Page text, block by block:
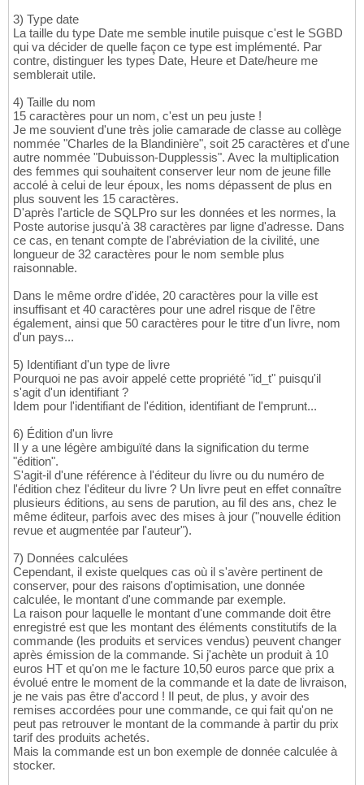
3) Type date
La taille du type Date me semble inutile puisque c'est le SGBD
qui va décider de quelle façon ce type est implémenté. Par
contre, distinguer les types Date, Heure et Date/heure me
semblerait utile.
4) Taille du nom
15 caractères pour un nom, c'est un peu juste !
Je me souvient d'une très jolie camarade de classe au collège
nommée "Charles de la Blandinière", soit 25 caractères et d'une
autre nommée "Dubuisson-Dupplessis". Avec la multiplication
des femmes qui souhaitent conserver leur nom de jeune fille
accolé à celui de leur époux, les noms dépassent de plus en
plus souvent les 15 caractères.
D'après l'article de SQLPro sur les données et les normes, la
Poste autorise jusqu'à 38 caractères par ligne d'adresse. Dans
ce cas, en tenant compte de l'abréviation de la civilité, une
longueur de 32 caractères pour le nom semble plus
raisonnable.
Dans le même ordre d'idée, 20 caractères pour la ville est
insuffisant et 40 caractères pour une adrel risque de l'être
également, ainsi que 50 caractères pour le titre d'un livre, nom
d'un pays...
5) Identifiant d'un type de livre
Pourquoi ne pas avoir appelé cette propriété "id_t" puisqu'il
s'agit d'un identifiant ?
Idem pour l'identifiant de l'édition, identifiant de l'emprunt...
6) Édition d'un livre
Il y a une légère ambiguïté dans la signification du terme
"édition".
S'agit-il d'une référence à l'éditeur du livre ou du numéro de
l'édition chez l'éditeur du livre ? Un livre peut en effet connaître
plusieurs éditions, au sens de parution, au fil des ans, chez le
même éditeur, parfois avec des mises à jour ("nouvelle édition
revue et augmentée par l'auteur").
7) Données calculées
Cependant, il existe quelques cas où il s'avère pertinent de
conserver, pour des raisons d'optimisation, une donnée
calculée, le montant d'une commande par exemple.
La raison pour laquelle le montant d'une commande doit être
enregistré est que les montant des éléments constitutifs de la
commande (les produits et services vendus) peuvent changer
après émission de la commande. Si j'achète un produit à 10
euros HT et qu'on me le facture 10,50 euros parce que prix a
évolué entre le moment de la commande et la date de livraison,
je ne vais pas être d'accord ! Il peut, de plus, y avoir des
remises accordées pour une commande, ce qui fait qu'on ne
peut pas retrouver le montant de la commande à partir du prix
tarif des produits achetés.
Mais la commande est un bon exemple de donnée calculée à
stocker.